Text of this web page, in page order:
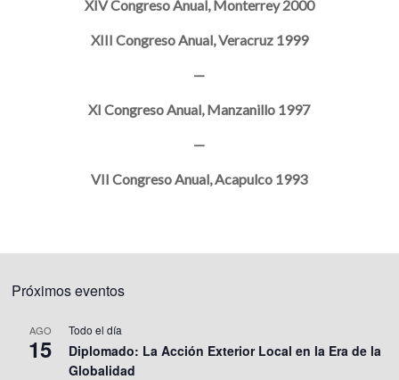
XIV Congreso Anual, Monterrey 2000
XIII Congreso Anual, Veracruz 1999
—
XI Congreso Anual, Manzanillo 1997
—
VII Congreso Anual, Acapulco 1993
Próximos eventos
AGO
15
Todo el día
Diplomado: La Acción Exterior Local en la Era de la
Globalidad